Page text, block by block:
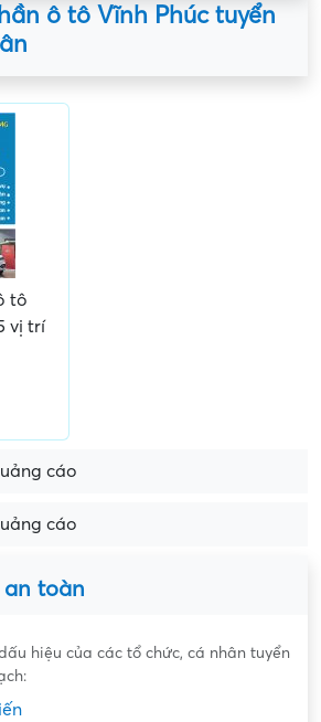
ô tô Vĩnh Phúc tuyển
tô
vị trí
cáo
cáo
an toàn
hiệu của các tổ chức, cá nhân tuyển